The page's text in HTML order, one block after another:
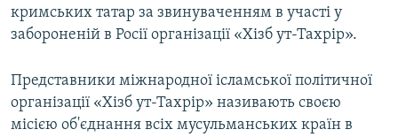
кримських татар за звинуваченням в участі у
забороненій в Росії організації «Хізб ут-Тахрір».
Представники міжнародної ісламської політичної
організації «Хізб ут-Тахрір» називають своєю
місією об'єднання всіх мусульманських країн в